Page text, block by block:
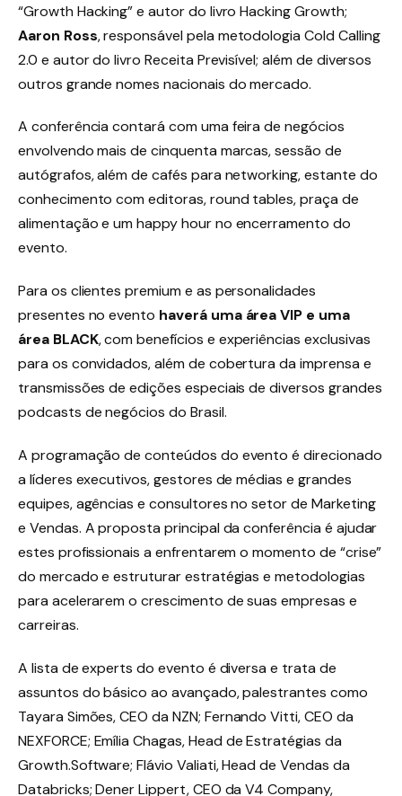
“Growth Hacking” e autor do livro Hacking Growth;
Aaron Ross, responsável pela metodologia Cold Calling
2.0 e autor do livro Receita Previsível; além de diversos
outros grande nomes nacionais do mercado.
A conferência contará com uma feira de negócios
envolvendo mais de cinquenta marcas, sessão de
autógrafos, além de cafés para networking, estante do
conhecimento com editoras, round tables, praça de
alimentação e um happy hour no encerramento do
evento.
Para os clientes premium e as personalidades
presentes no evento haverá uma área VIP e uma
área BLACK, com benefícios e experiências exclusivas
para os convidados, além de cobertura da imprensa e
transmissões de edições especiais de diversos grandes
podcasts de negócios do Brasil.
A programação de conteúdos do evento é direcionado
a líderes executivos, gestores de médias e grandes
equipes, agências e consultores no setor de Marketing
e Vendas. A proposta principal da conferência é ajudar
estes profissionais a enfrentarem o momento de “crise”
do mercado e estruturar estratégias e metodologias
para acelerarem o crescimento de suas empresas e
carreiras.
A lista de experts do evento é diversa e trata de
assuntos do básico ao avançado, palestrantes como
Tayara Simões, CEO da NZN; Fernando Vitti, CEO da
NEXFORCE; Emília Chagas, Head de Estratégias da
Growth.Software; Flávio Valiati, Head de Vendas da
Databricks; Dener Lippert, CEO da V4 Company,